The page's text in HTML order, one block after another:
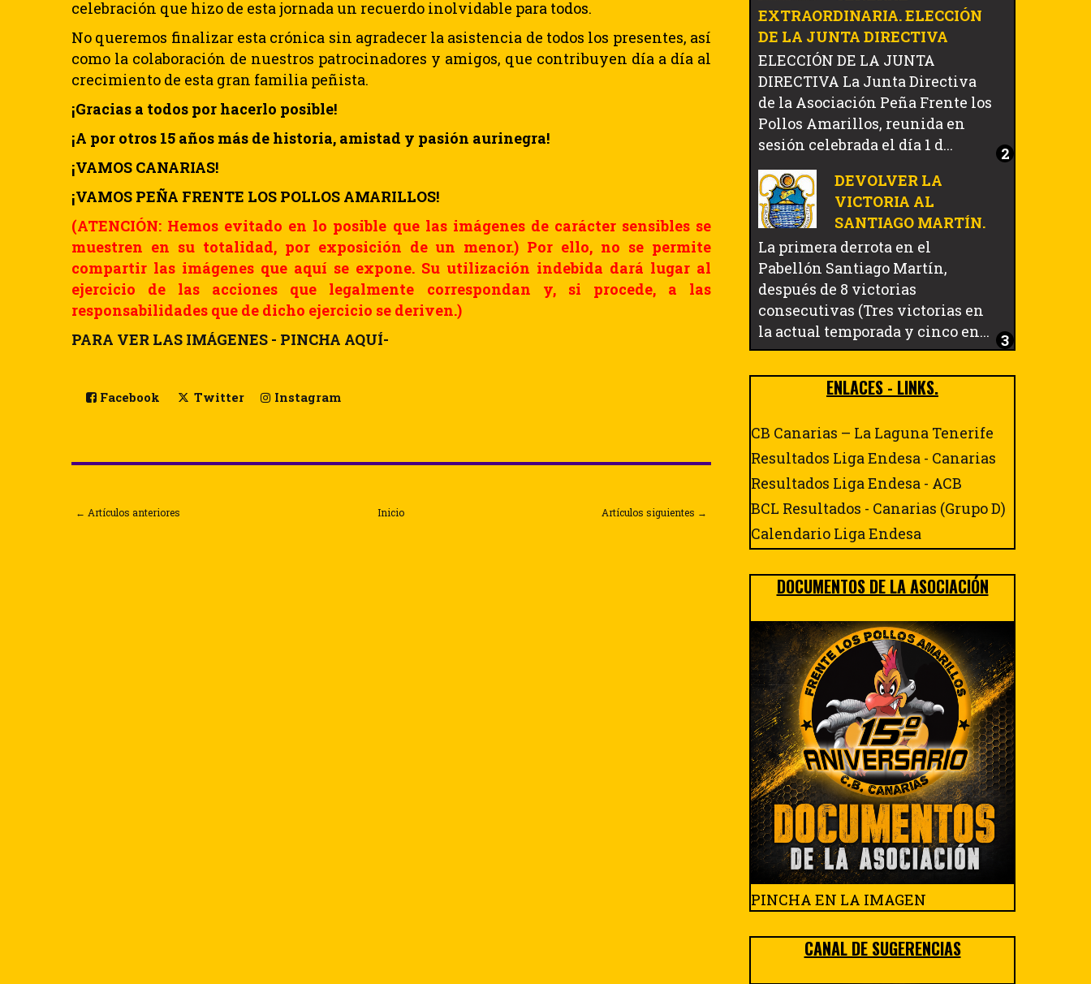
celebración que hizo de esta jornada un recuerdo inolvidable para todos.
No queremos finalizar esta crónica sin agradecer la asistencia de todos los presentes, así
como la colaboración de nuestros patrocinadores y amigos, que contribuyen día a día al
crecimiento de esta gran familia peñista.
¡Gracias a todos por hacerlo posible!
¡A por otros 15 años más de historia, amistad y pasión aurinegra!
¡VAMOS CANARIAS!
¡VAMOS PEÑA FRENTE LOS POLLOS AMARILLOS!
(ATENCIÓN: Hemos evitado en lo posible que las imágenes de carácter sensibles se
muestren en su totalidad, por exposición de un menor.) Por ello, no se permite
compartir las imágenes que aquí se expone. Su utilización indebida dará lugar al
ejercicio de las acciones que legalmente correspondan y, si procede, a las
responsabilidades que de dicho ejercicio se deriven.)
PARA VER LAS IMÁGENES - PINCHA AQUÍ-
Facebook Twitter Instagram
← Artículos anteriores Artículos siguientes →
Inicio
EXTRAORDINARIA. ELECCIÓN
DE LA JUNTA DIRECTIVA
ELECCIÓN DE LA JUNTA
DIRECTIVA La Junta Directiva
de la Asociación Peña Frente los
Pollos Amarillos, reunida en
sesión celebrada el día 1 d...
DEVOLVER LA
VICTORIA AL
SANTIAGO MARTÍN.
La primera derrota en el
Pabellón Santiago Martín,
después de 8 victorias
consecutivas (Tres victorias en
la actual temporada y cinco en...
ENLACES - LINKS.
CB Canarias – La Laguna Tenerife
Resultados Liga Endesa - Canarias
Resultados Liga Endesa - ACB
BCL Resultados - Canarias (Grupo D)
Calendario Liga Endesa
DOCUMENTOS DE LA ASOCIACIÓN
PINCHA EN LA IMAGEN
CANAL DE SUGERENCIAS